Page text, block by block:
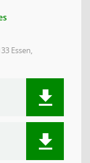
Essen,